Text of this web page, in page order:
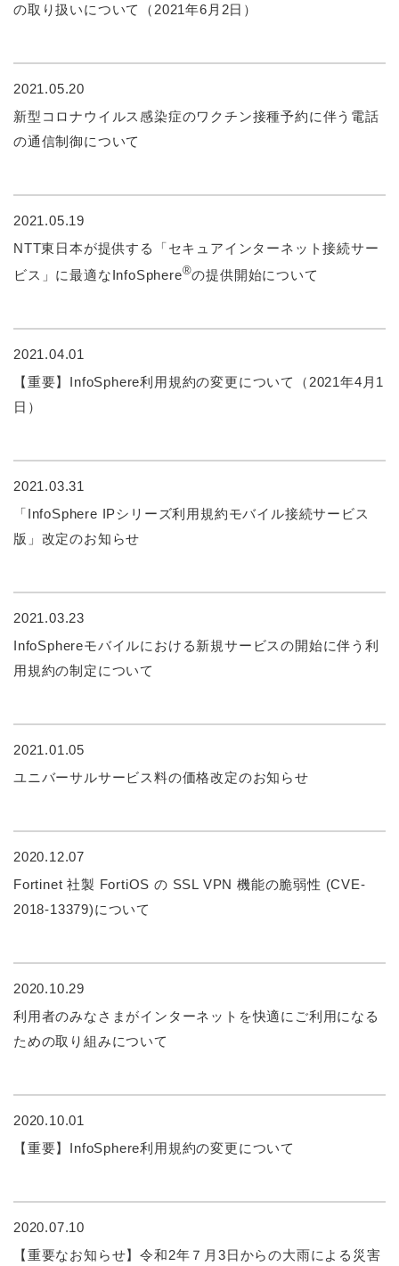
の取り扱いについて（2021年6月2日）
2021.05.20
新型コロナウイルス感染症のワクチン接種予約に伴う電話
の通信制御について
2021.05.19
NTT東日本が提供する「セキュアインターネット接続サー
ビス」に最適なInfoSphere®の提供開始について
2021.04.01
【重要】InfoSphere利用規約の変更について（2021年4月1
日）
2021.03.31
「InfoSphere IPシリーズ利用規約モバイル接続サービス
版」改定のお知らせ
2021.03.23
InfoSphereモバイルにおける新規サービスの開始に伴う利
用規約の制定について
2021.01.05
ユニバーサルサービス料の価格改定のお知らせ
2020.12.07
Fortinet 社製 FortiOS の SSL VPN 機能の脆弱性 (CVE-
2018-13379)について
2020.10.29
利用者のみなさまがインターネットを快適にご利用になる
ための取り組みについて
2020.10.01
【重要】InfoSphere利用規約の変更について
2020.07.10
【重要なお知らせ】令和2年７月3日からの大雨による災害